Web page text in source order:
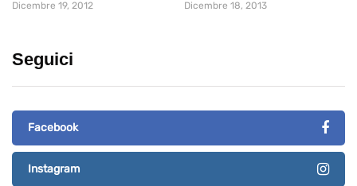
Dicembre 19, 2012 Dicembre 18, 2013
Seguici
Facebook
Instagram